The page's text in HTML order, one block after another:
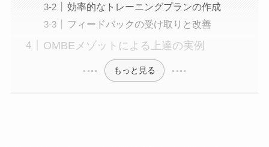
効率的なトレーニングプランの作成
フィードバックの受け取りと改善
OMBEメゾットによる上達の実例
もっと見る